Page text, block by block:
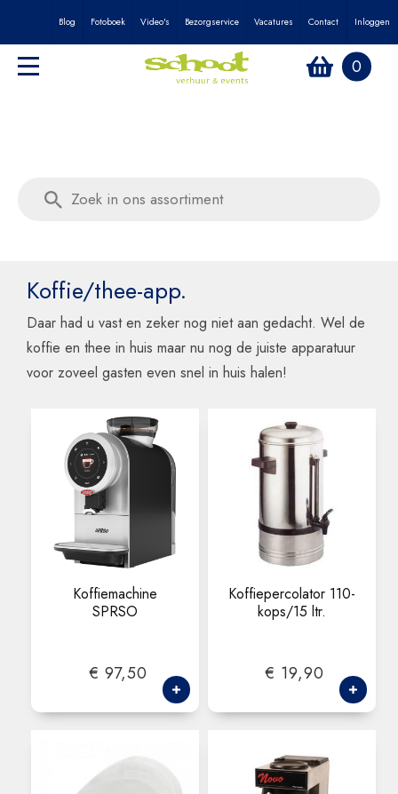
Blog Fotoboek Video's Bezorgservice Vacatures Contact Inloggen
0
Koffie/thee-app.
Daar had u vast en zeker nog niet aan gedacht. Wel de
koffie en thee in huis maar nu nog de juiste apparatuur
voor zoveel gasten even snel in huis halen!
Koffiemachine
SPRSO
€ 97,50
Koffiepercolator 110-
kops/15 ltr.
€ 19,90